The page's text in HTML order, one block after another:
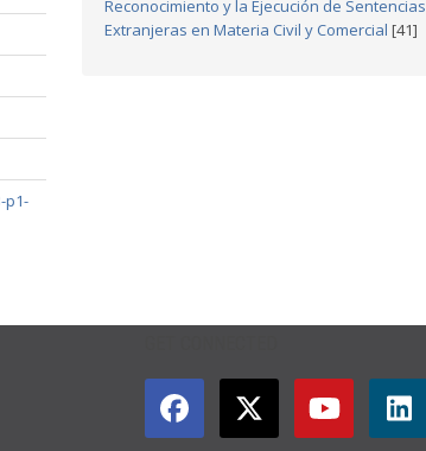
p1-
Reconocimiento y la Ejecución de Sentencias
Extranjeras en Materia Civil y Comercial [41]